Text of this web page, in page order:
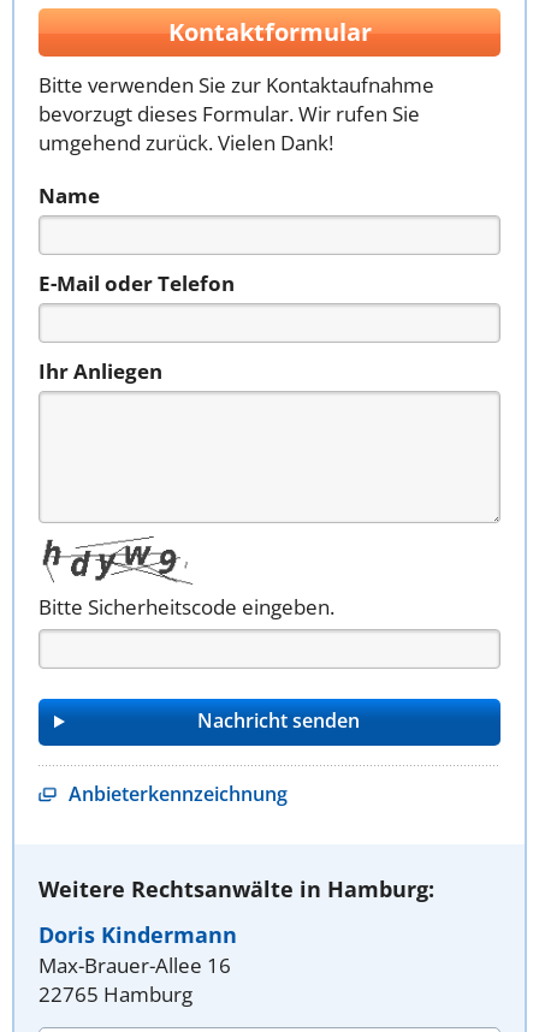
Kontaktformular
Bitte verwenden Sie zur Kontaktaufnahme
bevorzugt dieses Formular. Wir rufen Sie
umgehend zurück. Vielen Dank!
Name
E-Mail oder Telefon
Ihr Anliegen
Bitte Sicherheitscode eingeben.
Anbieterkennzeichnung
Weitere Rechtsanwälte in Hamburg:
Doris Kindermann
Max-Brauer-Allee 16
22765 Hamburg